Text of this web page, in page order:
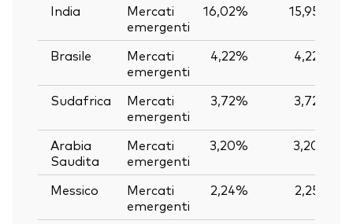
India
Mercati
emergenti
16,02% 15,95%
Brasile
Mercati
emergenti
4,22% 4,22%
Sudafrica
Mercati
emergenti
3,72% 3,72%
Arabia
Saudita
Mercati
emergenti
3,20% 3,20%
Messico
Mercati
emergenti
2,24% 2,25%